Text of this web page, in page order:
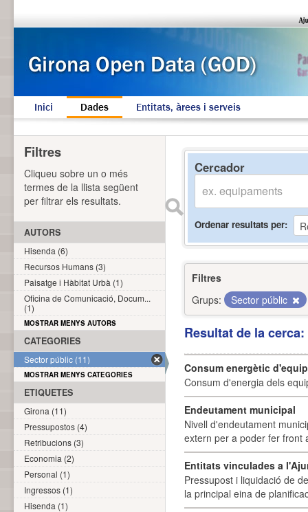
Inici Dades Entitats, àrees i serveis
Cercador
Ordenar resultats per
Filtres
Grups:
Sector públic
Resultat de la
Consum energètic
Consum d'energia dels
Endeutament municipal
Nivell d'endeutament
extern per a poder fer front
Entitats vinculades a
Pressupost i liquidació de
la principal eina de
Filtres
Cliqueu sobre un o més
termes de la llista següent
per filtrar els resultats.
AUTORS
Hisenda (6)
Recursos Humans (3)
Paisatge i Hàbitat Urbà (1)
Oficina de Comunicació, Docum...
(1)
MOSTRAR MENYS AUTORS
CATEGORIES
Sector públic (11)
MOSTRAR MENYS CATEGORIES
ETIQUETES
Girona (11)
Pressupostos (4)
Retribucions (3)
Economia (2)
Personal (1)
Ingressos (1)
Hisenda (1)